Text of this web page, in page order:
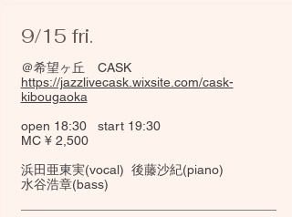
9/15 fri.
＠希望ヶ丘 CASK
https://jazzlivecask.wixsite.com/cask-
kibougaoka
open 18:30 start 19:30
MC ¥ 2,500
浜田亜東実(vocal) 後藤沙紀(piano)
水谷浩章(bass)